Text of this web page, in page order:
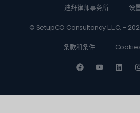
迪拜律师事务所 设
© SetupCO Consultancy L.L.C. -
条款和条件